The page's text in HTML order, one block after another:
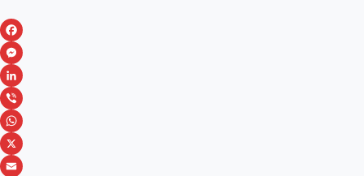
F
a
c
e
b
o
M
e
s
s
e
L
i
n
k
V
i
b
W
h
X